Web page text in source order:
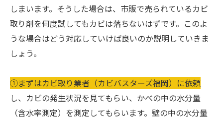
しまいます。そうした場合は、市販で売られているカビ
取り剤を何度試してもカビは落ちないはずです。このよ
うな場合はどう対応していけば良いのか説明していきま
しょう。
①まずはカビ取り業者（カビバスターズ福岡）に依頼
し、カビの発生状況を見てもらい、かべの中の水分量
（含水率測定）を測定してもらいます。壁の中の水分量